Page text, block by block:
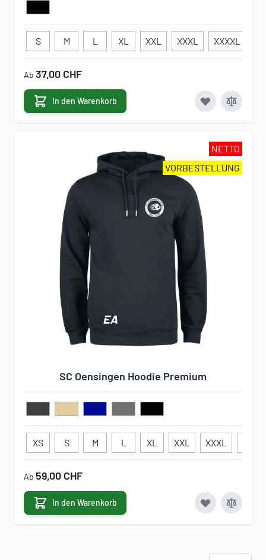
S M L XL XXL XXXL XXXXL
Ab 37,00 CHF
In den Warenkorb
NETTO
VORBESTELLUNG
SC Oensingen Hoodie Premium
XS S M L XL XXL XXXL
Ab 59,00 CHF
In den Warenkorb